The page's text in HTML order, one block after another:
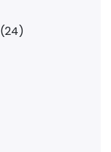
(24)